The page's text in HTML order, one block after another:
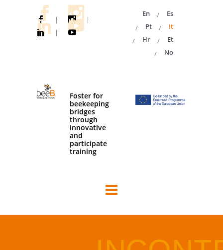
|
|
|
En
Es
Pt
It
Hr
Et
No
Foster for
beekeeping
bridges
through
innovative
and
participate
training